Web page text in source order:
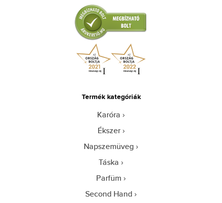
Termék kategóriák
Karóra
Ékszer
Napszemüveg
Táska
Parfüm
Second Hand